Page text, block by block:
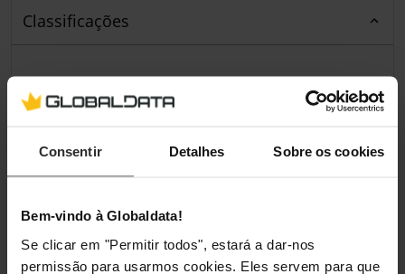
Consentir Detalhes Sobre os cookies
Bem-vindo à Globaldata!
Se clicar em "Permitir todos", estará a dar-nos
permissão para usarmos cookies. Eles servem para que
Classificações